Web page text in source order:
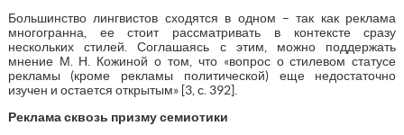
Большинство лингвистов сходятся в одном – так как реклама
многогранна, ее стоит рассматривать в контексте сразу
нескольких стилей. Соглашаясь с этим, можно поддержать
мнение М. Н. Кожиной о том, что «вопрос о стилевом статусе
рекламы (кроме рекламы политической) еще недостаточно
изучен и остается открытым» [3, с. 392].
Реклама сквозь призму семиотики